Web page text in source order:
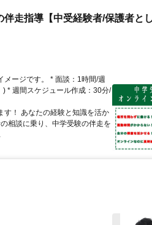
伴走指導【中受経験者/保護者と
メージです。 * 面談：1時間/週
* 週間スケジュール作成：30分/
す！ あなたの経験と知識を活か
相談に乗り、中学受験の伴走を